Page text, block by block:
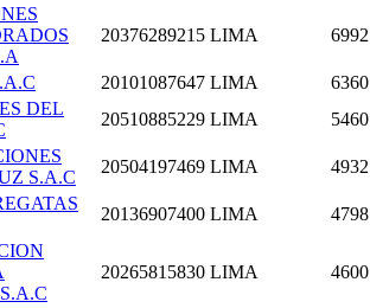
20376289215 LIMA
20101087647 LIMA
DEL
20510885229 LIMA
S.A.C
20504197469 LIMA
20136907400 LIMA
20265815830 LIMA